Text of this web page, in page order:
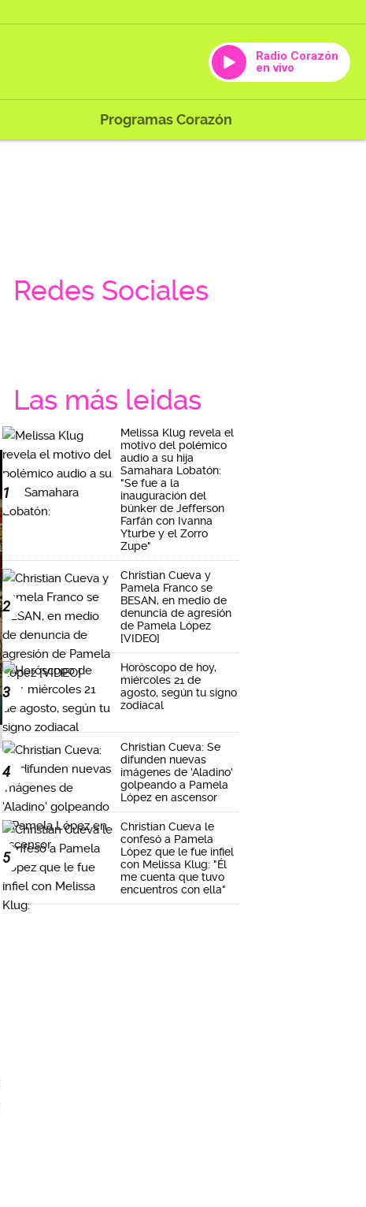
Radio Corazón
en vivo
Programas Corazón
Redes Sociales
Las más leidas
1
Melissa Klug revela el
motivo del polémico
audio a su hija
Samahara Lobatón:
"Se fue a la
inauguración del
búnker de Jefferson
Farfán con Ivanna
Yturbe y el Zorro
Zupe"
2
Christian Cueva y
Pamela Franco se
BESAN, en medio de
denuncia de agresión
de Pamela López
[VIDEO]
3
Horóscopo de hoy,
miércoles 21 de
agosto, según tu signo
zodiacal
4
Christian Cueva: Se
difunden nuevas
imágenes de 'Aladino'
golpeando a Pamela
López en ascensor
5
Christian Cueva le
confesó a Pamela
López que le fue infiel
con Melissa Klug: "Él
me cuenta que tuvo
encuentros con ella"